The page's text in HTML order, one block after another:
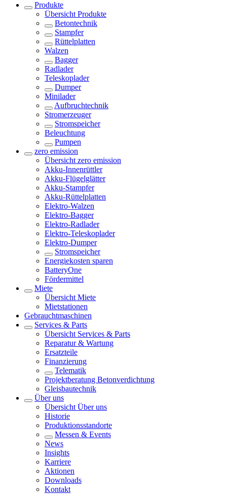
Produkte
Übersicht Produkte
Betontechnik
Stampfer
Rüttelplatten
Walzen
Bagger
Radlader
Teleskoplader
Dumper
Minilader
Aufbruchtechnik
Stromerzeuger
Stromspeicher
Beleuchtung
Pumpen
zero emission
Übersicht zero emission
Akku-Innenrüttler
Akku-Flügelglätter
Akku-Stampfer
Akku-Rüttelplatten
Elektro-Walzen
Elektro-Bagger
Elektro-Radlader
Elektro-Teleskoplader
Elektro-Dumper
Stromspeicher
Energiekosten sparen
BatteryOne
Fördermittel
Miete
Übersicht Miete
Mietstationen
Gebrauchtmaschinen
Services & Parts
Übersicht Services & Parts
Reparatur & Wartung
Ersatzteile
Finanzierung
Telematik
Projektberatung Betonverdichtung
Gleisbautechnik
Über uns
Übersicht Über uns
Historie
Produktionsstandorte
Messen & Events
News
Insights
Karriere
Aktionen
Downloads
Kontakt